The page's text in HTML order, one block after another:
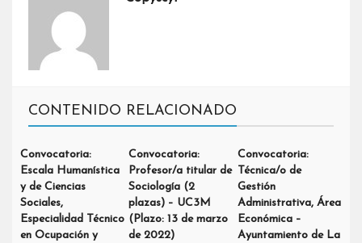
CONTENIDO RELACIONADO
Convocatoria:
Escala Humanística
y de Ciencias
Sociales,
Especialidad Técnico
en Ocupación y
Convocatoria:
Profesor/a titular de
Sociología (2
plazas) – UC3M
(Plazo: 13 de marzo
de 2022)
Convocatoria:
Técnica/o de
Gestión
Administrativa, Área
Económica –
Ayuntamiento de La